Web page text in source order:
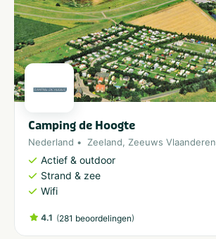
Camping de Hoogte
Nederland Zeeland, Zeeuws Vlaanderen
Actief & outdoor
Strand & zee
Wifi
4.1 (281 beoordelingen)